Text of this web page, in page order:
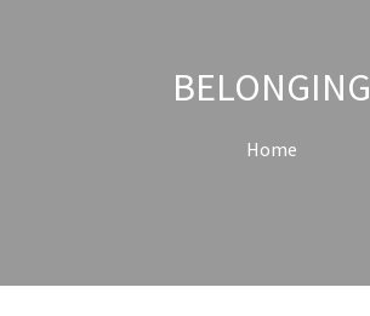
BELONGING
Home